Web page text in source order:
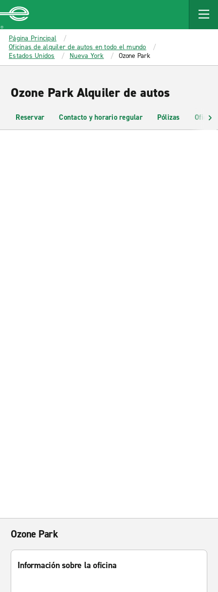
MAIN
CONTENT
Enterprise
Página Principal
Oficinas de alquiler de autos en todo el mundo
Estados Unidos
Nueva York Ozone Park
Ozone Park Alquiler de autos
Reservar Contacto y horario regular Pólizas
Ozone Park
Información sobre la oficina